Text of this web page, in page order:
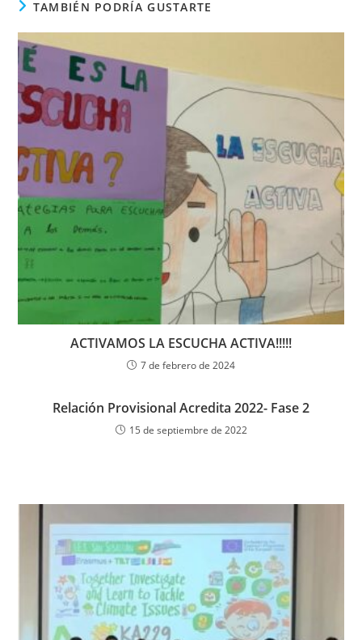
TAMBIÉN PODRÍA GUSTARTE
ACTIVAMOS LA ESCUCHA ACTIVA!!!!!
7 de febrero de 2024
Relación Provisional Acredita 2022- Fase 2
15 de septiembre de 2022